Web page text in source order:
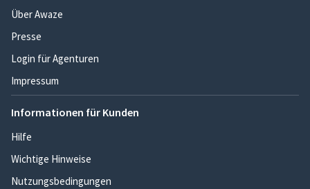
Über Awaze
Presse
Login für Agenturen
Impressum
Informationen für Kunden
Hilfe
Wichtige Hinweise
Nutzungsbedingungen